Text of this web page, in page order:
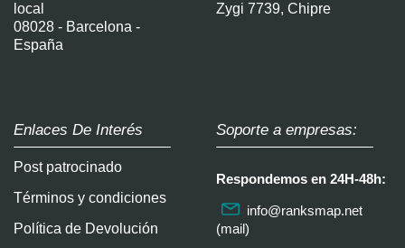
local
08028 - Barcelona -
España
Zygi 7739, Chipre
Enlaces De Interés
Post patrocinado
Términos y condiciones
Política de Devolución
Soporte a empresas:
Respondemos en 24H-48h:
info@ranksmap.net
(mail)